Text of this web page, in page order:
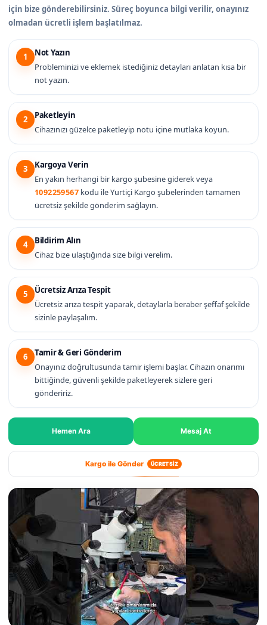
için bize gönderebilirsiniz. Süreç boyunca bilgi verilir, onayınız
olmadan ücretli işlem başlatılmaz.
1
Not Yazın
Probleminizi ve eklemek istediğiniz detayları anlatan kısa bir
not yazın.
2
Paketleyin
Cihazınızı güzelce paketleyip notu içine mutlaka koyun.
3
Kargoya Verin
En yakın herhangi bir kargo şubesine giderek veya
1092259567 kodu ile Yurtiçi Kargo şubelerinden tamamen
ücretsiz şekilde gönderim sağlayın.
4
Bildirim Alın
Cihaz bize ulaştığında size bilgi verelim.
5
Ücretsiz Arıza Tespit
Ücretsiz arıza tespit yaparak, detaylarla beraber şeffaf şekilde
sizinle paylaşalım.
6
Tamir & Geri Gönderim
Onayınız doğrultusunda tamir işlemi başlar. Cihazın onarımı
bittiğinde, güvenli şekilde paketleyerek sizlere geri
göndeririz.
Hemen Ara Mesaj At
Kargo ile Gönder ÜCRETSİZ